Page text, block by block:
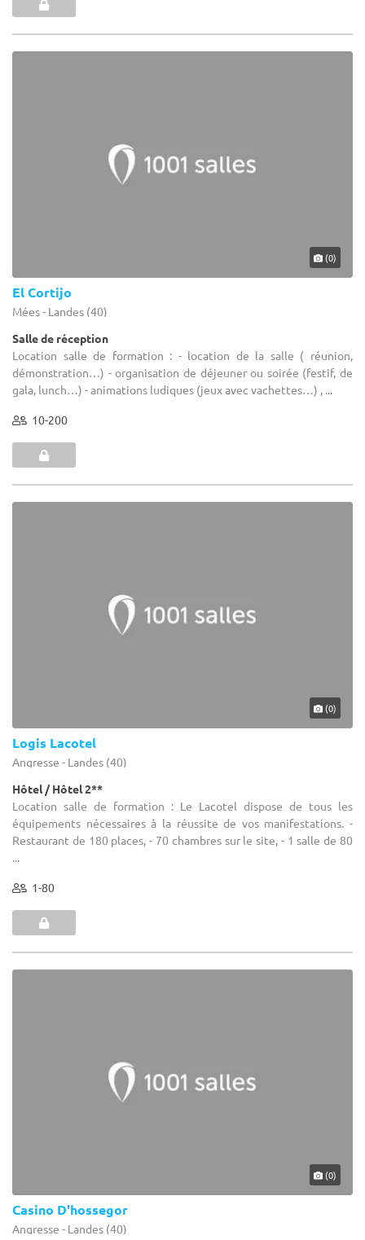
(0)
El Cortijo
Mées - Landes (40)
Salle de réception
Location salle de formation : - location de la salle ( réunion,
démonstration…) - organisation de déjeuner ou soirée (festif, de
gala, lunch…) - animations ludiques (jeux avec vachettes…) , ...
10-200
(0)
Logis Lacotel
Angresse - Landes (40)
Hôtel / Hôtel 2**
Location salle de formation : Le Lacotel dispose de tous les
équipements nécessaires à la réussite de vos manifestations. -
Restaurant de 180 places, - 70 chambres sur le site, - 1 salle de 80
1-80
(0)
Casino D'hossegor
Angresse - Landes (40)